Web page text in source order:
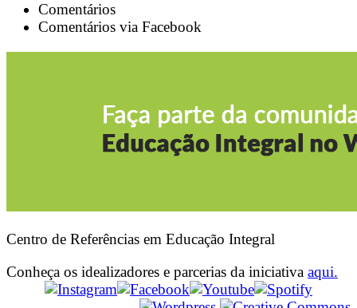
Comentários
Comentários via Facebook
Centro de Referências em Educação Integral
Conheça os idealizadores e parcerias da iniciativa aqui.